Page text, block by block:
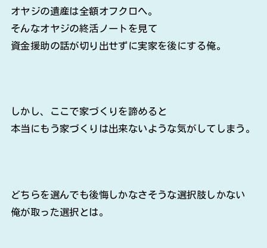
オヤジの遺産は全額オフクロへ。
そんなオヤジの終活ノートを見て
資金援助の話が切り出せずに実家を後にする俺。
しかし、ここで家づくりを諦めると
本当にもう家づくりは出来ないような気がしてしまう。
どちらを選んでも後悔しかなさそうな選択肢しかない
俺が取った選択とは。